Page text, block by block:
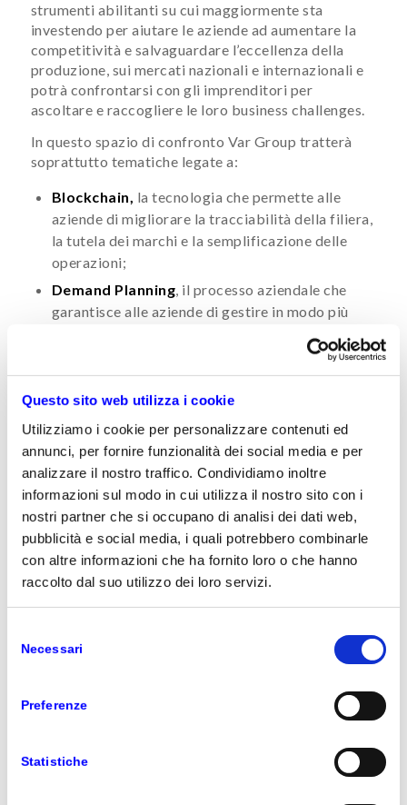
Questo sito web utilizza i cookie
Utilizziamo i cookie per personalizzare contenuti ed
annunci, per fornire funzionalità dei social media e per
analizzare il nostro traffico. Condividiamo inoltre
informazioni sul modo in cui utilizza il nostro sito con i
nostri partner che si occupano di analisi dei dati web,
pubblicità e social media, i quali potrebbero combinarle
con altre informazioni che ha fornito loro o che hanno
raccolto dal suo utilizzo dei loro servizi.
delNecessari
Preferenze
Statistiche
strumenti abilitanti su cui maggiormente sta
investendo per aiutare le aziende ad aumentare la
competitività e salvaguardare l’eccellenza della
produzione, sui mercati nazionali e internazionali e
potrà confrontarsi con gli imprenditori per
ascoltare e raccogliere le loro business challenges.
In questo spazio di confronto Var Group tratterà
soprattutto tematiche legate a:
Blockchain, la tecnologia che permette alle
aziende di migliorare la tracciabilità della filiera,
la tutela dei marchi e la semplificazione delle
operazioni;
Demand Planning, il processo aziendale che
garantisce alle aziende di gestire in modo più
consapevole i processi di acquisto, stoccaggio e
gestione dei materiali, fattori molto importanti
nel settore tessile;
Virtual show room, gli ambienti virtuali che
possono portare nel mondo dell’on-line molte
delle esperienze e delle dinamiche tipiche degli
acquisti in-store.
Se sei interessato a questo ciclo di eventi o vuoi
maggiori informazioni, contattaci:
RICHIEDI INFORMAZIONI
PRIME365